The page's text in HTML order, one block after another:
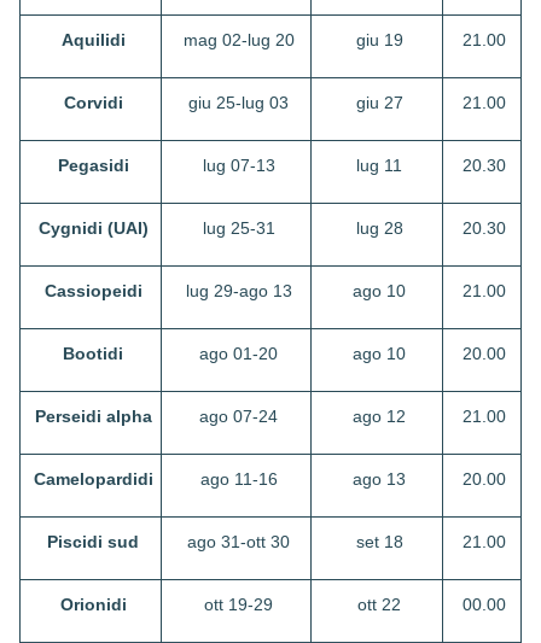
Aquilidi mag 02-lug 20 giu 19 21.00
Corvidi giu 25-lug 03 giu 27 21.00
Pegasidi lug 07-13 lug 11 20.30
Cygnidi (UAI) lug 25-31 lug 28 20.30
Cassiopeidi lug 29-ago 13 ago 10 21.00
Bootidi ago 01-20 ago 10 20.00
Perseidi alpha ago 07-24 ago 12 21.00
Camelopardidi ago 11-16 ago 13 20.00
Piscidi sud ago 31-ott 30 set 18 21.00
Orionidi ott 19-29 ott 22 00.00